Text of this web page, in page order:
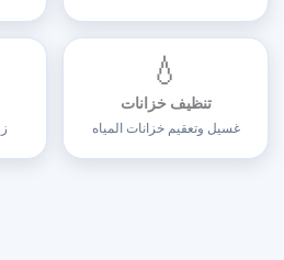
💧
تنظيف خزانات
غسيل وتعقيم خزانات المياه